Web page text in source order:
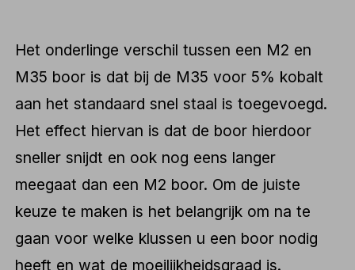
Het onderlinge verschil tussen een M2 en
M35 boor is dat bij de M35 voor 5% kobalt
aan het standaard snel staal is toegevoegd.
Het effect hiervan is dat de boor hierdoor
sneller snijdt en ook nog eens langer
meegaat dan een M2 boor. Om de juiste
keuze te maken is het belangrijk om na te
gaan voor welke klussen u een boor nodig
heeft en wat de moeilijkheidsgraad is.